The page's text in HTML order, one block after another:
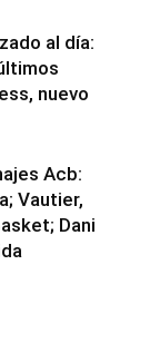
al día:
nuevo
Acb:
Vautier,
Dani